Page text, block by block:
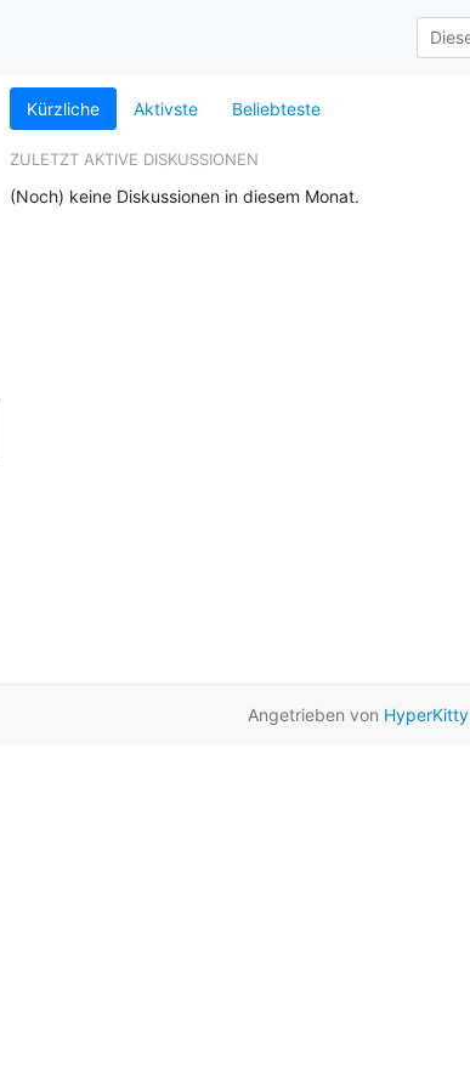
Kürzliche Aktivste Beliebteste
ZULETZT AKTIVE DISKUSSIONEN
(Noch) keine Diskussionen in diesem Monat.
Angetrieben von HyperKitty